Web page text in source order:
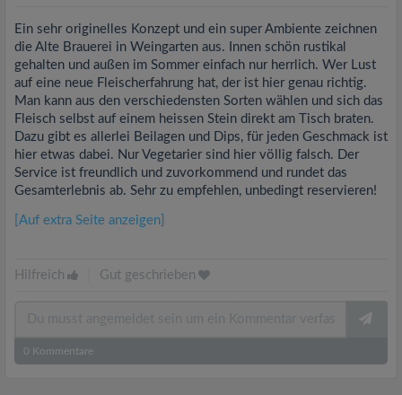
Ein sehr originelles Konzept und ein super Ambiente zeichnen
die Alte Brauerei in Weingarten aus. Innen schön rustikal
gehalten und außen im Sommer einfach nur herrlich. Wer Lust
auf eine neue Fleischerfahrung hat, der ist hier genau richtig.
Man kann aus den verschiedensten Sorten wählen und sich das
Fleisch selbst auf einem heissen Stein direkt am Tisch braten.
Dazu gibt es allerlei Beilagen und Dips, für jeden Geschmack ist
hier etwas dabei. Nur Vegetarier sind hier völlig falsch. Der
Service ist freundlich und zuvorkommend und rundet das
Gesamterlebnis ab. Sehr zu empfehlen, unbedingt reservieren!
[Auf extra Seite anzeigen]
Hilfreich Gut geschrieben
0 Kommentare